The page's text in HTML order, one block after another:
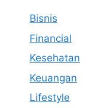
Bisnis
Financial
Kesehatan
Keuangan
Lifestyle